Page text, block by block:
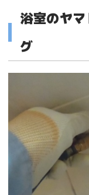
浴室のヤ
グ